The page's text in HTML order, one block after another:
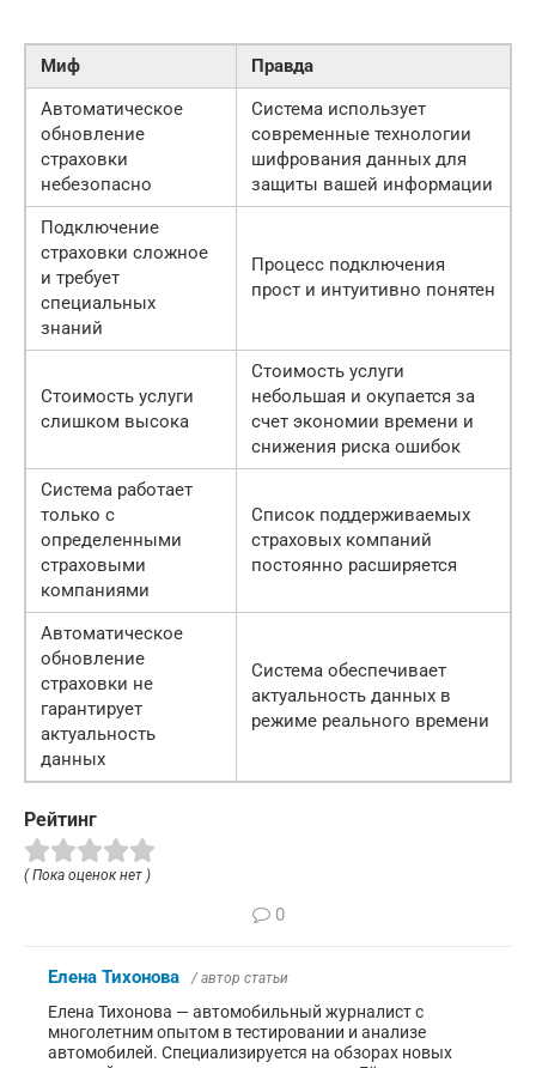
Миф
Правда
Автоматическое
обновление
страховки
небезопасно
Система использует
современные технологии
шифрования данных для
защиты вашей информации
Подключение
страховки сложное
и требует
специальных
знаний
Процесс подключения
прост и интуитивно понятен
Стоимость услуги
слишком высока
Стоимость услуги
небольшая и окупается за
счет экономии времени и
снижения риска ошибок
Система работает
только с
определенными
страховыми
компаниями
Список поддерживаемых
страховых компаний
постоянно расширяется
Автоматическое
обновление
страховки не
гарантирует
актуальность
данных
Система обеспечивает
актуальность данных в
режиме реального времени
Рейтинг
( Пока оценок нет )
0
Елена Тихонова / автор статьи
Елена Тихонова — автомобильный журналист с
многолетним опытом в тестировании и анализе
автомобилей. Специализируется на обзорах новых